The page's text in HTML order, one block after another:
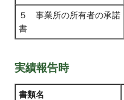
５ 事業所の所有者の承諾
書
実績報告時
書類名